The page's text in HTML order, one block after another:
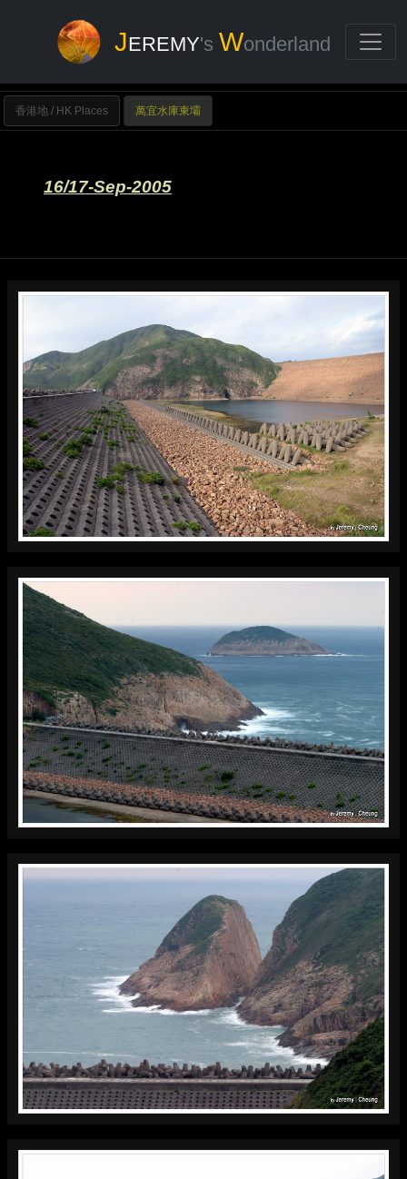
JEREMY's Wonderland
香港地 / HK Places 萬宜水庫東壩
16/17-Sep-2005